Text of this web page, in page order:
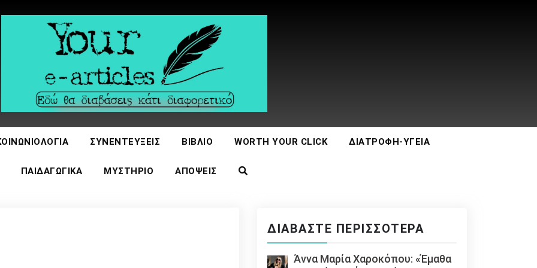
ΣΥΝΕΝΤΕΎΞΕΙΣ ΒΙΒΛΊΟ WORTH YOUR CLICK ΔΙΑΤΡΟΦΉ-ΥΓΕΊΑ
ΠΑΙΔΑΓΩΓΙΚΆ ΜΥΣΤΉΡΙΟ ΑΠΌΨΕΙΣ
ΔΙΑΒΆΣΤΕ ΠΕΡΙΣΣΌΤΕΡΑ
Άννα Μαρία Χαροκόπου: «Έμαθα